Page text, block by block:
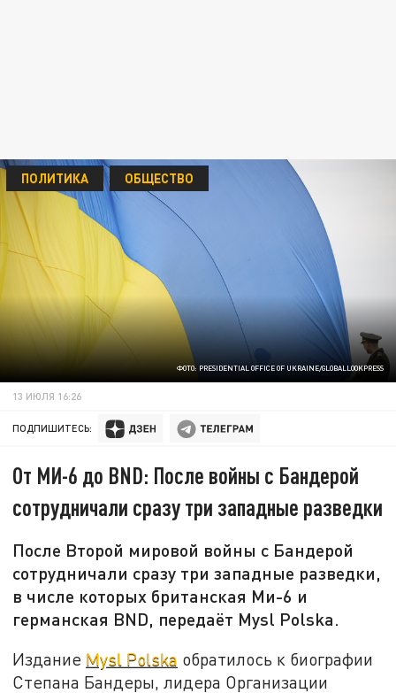
ФОТО: PRESIDENTIAL OFFICE OF UKRAINE/GLOBALLOOKPRESS
ПОЛИТИКА ОБЩЕСТВО
13 ИЮЛЯ 16:26
ПОДПИШИТЕСЬ:
От МИ-6 до BND: После войны с Бандерой
сотрудничали сразу три западные разведки
После Второй мировой войны с Бандерой
сотрудничали сразу три западные разведки,
в числе которых британская Ми-6 и
германская BND, передаёт Mysl Polska.
Издание Mysl Polska обратилось к биографии
Степана Бандеры, лидера Организации